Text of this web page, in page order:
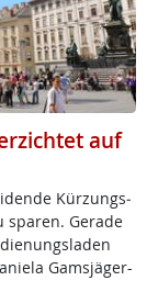
auf
Kür­zungs­
spa­ren. Ge­ra­de
Gams­jä­ger-